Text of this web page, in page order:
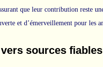
que leur contribution reste
et d’émerveillement pour les
sources